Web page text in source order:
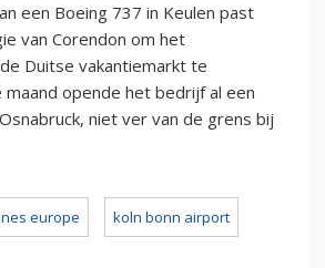
een Boeing 737 in Keulen past
van Corendon om het
Duitse vakantiemarkt te
opende het bedrijf al een
niet ver van de grens bij
europe koln bonn airport